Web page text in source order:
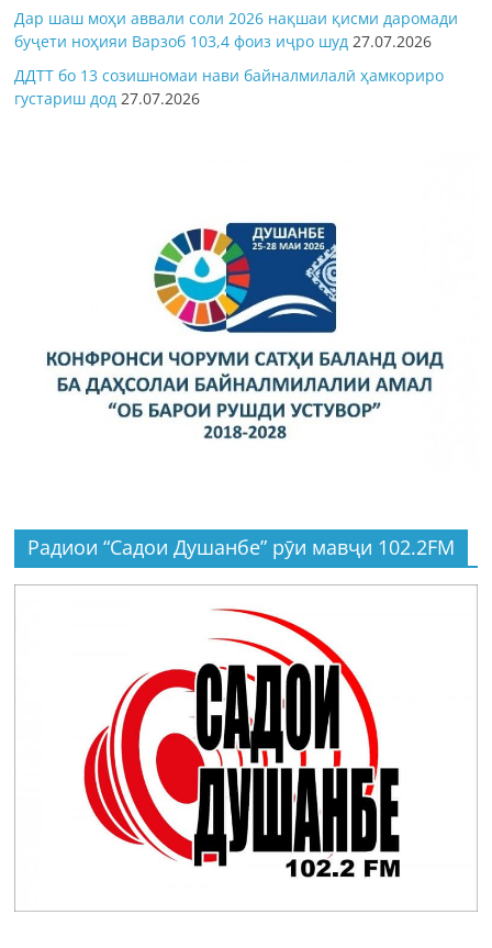
Дар шаш моҳи аввали соли 2026 нақшаи қисми даромади
буҷети ноҳияи Варзоб 103,4 фоиз иҷро шуд 27.07.2026
ДДТТ бо 13 созишномаи нави байналмилалӣ ҳамкориро
густариш дод 27.07.2026
Радиои “Садои Душанбе” рӯи мавҷи 102.2FM